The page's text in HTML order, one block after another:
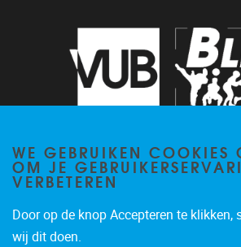
Brussels Labo voor Inspanning en
WE GEBRUIKEN COOKIES
OM JE
VERBETEREN
Door op de knop Accepteren te klikken,
wij dit doen.